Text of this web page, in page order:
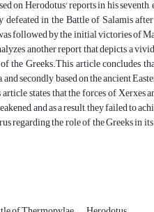
on Herodotus' reports in his
in the Battle of Salamis
followed by the initial victories of
another report that depicts a
the Greeks.This article concludes
secondly, based on the ancient
states that the forces of
and as a result, they failed to
regarding the role of the Greeks